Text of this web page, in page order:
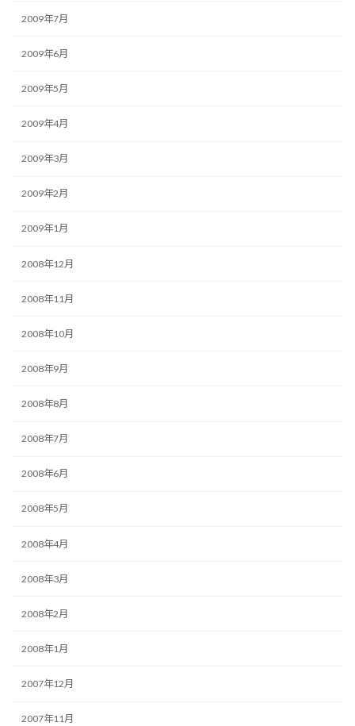
2009年7月
2009年6月
2009年5月
2009年4月
2009年3月
2009年2月
2009年1月
2008年12月
2008年11月
2008年10月
2008年9月
2008年8月
2008年7月
2008年6月
2008年5月
2008年4月
2008年3月
2008年2月
2008年1月
2007年12月
2007年11月